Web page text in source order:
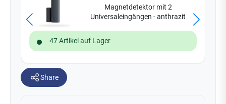
Magnetdetektor mit 2
Universaleingängen - anthrazit
47 Artikel auf Lager
Share